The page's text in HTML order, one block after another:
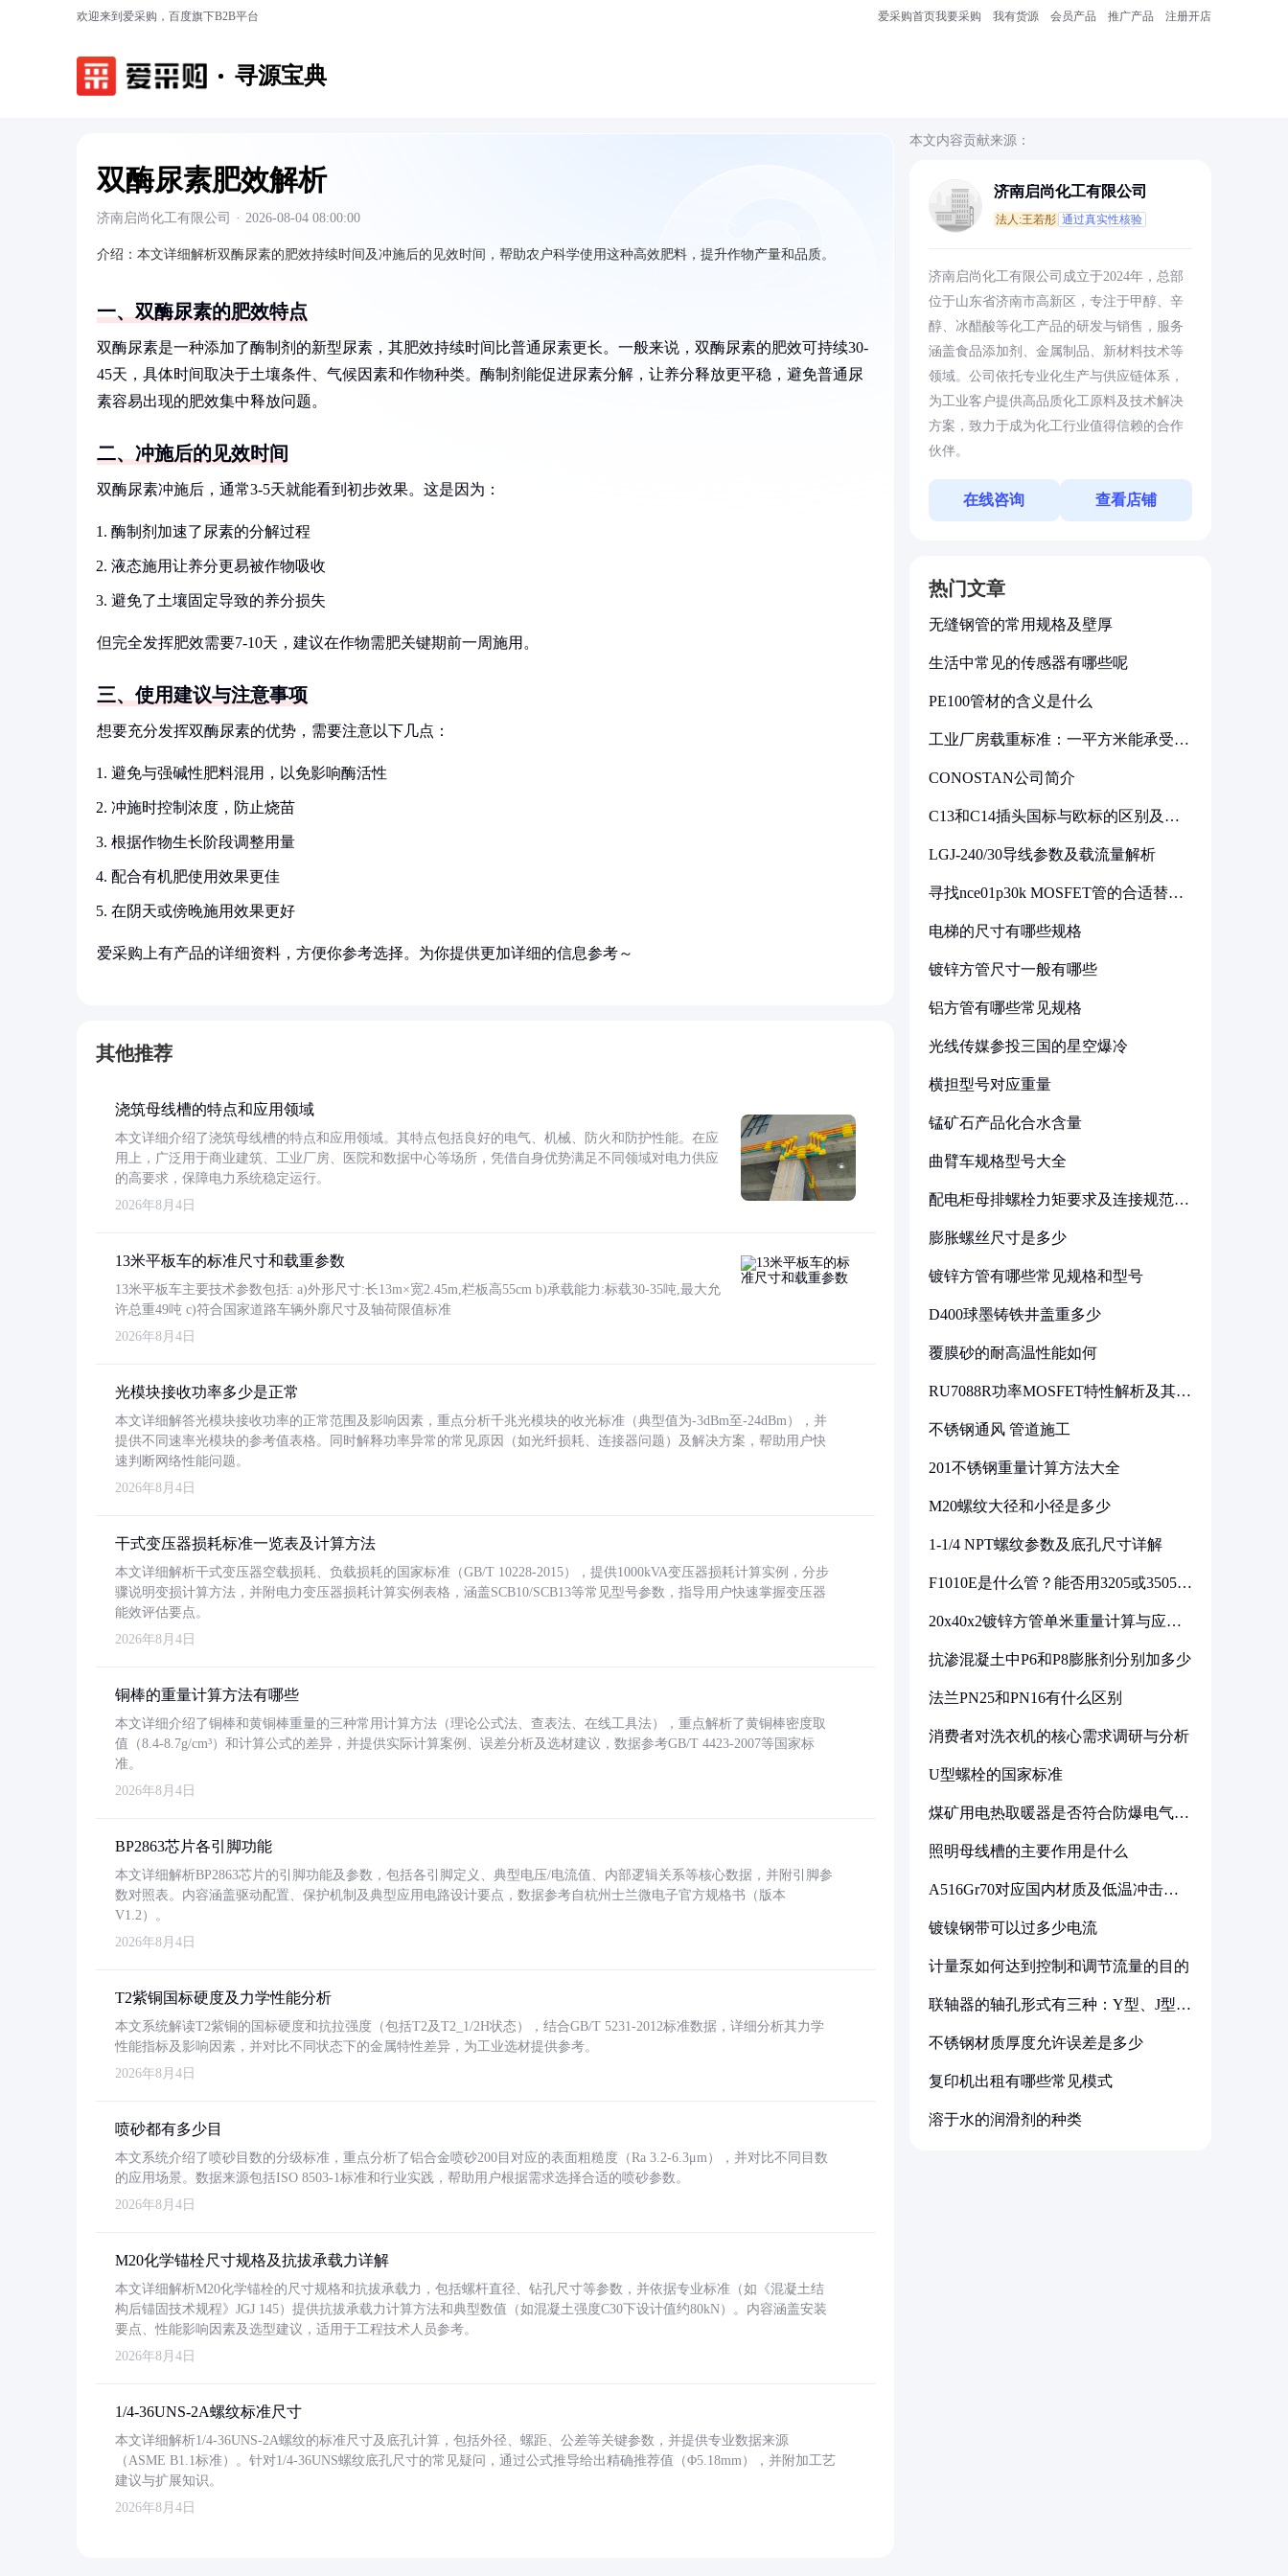
欢迎来到爱采购，百度旗下B2B平台 爱采购首页我要采购 我有货源 会员产品 推广产品 注册开店
寻源宝典
双酶尿素肥效解析
济南启尚化工有限公司 · 2026-08-04 08:00:00
介绍： 本文详细解析双酶尿素的肥效持续时间及冲施后的见效时间，帮助农户科学使用这种高效肥料，提升作物产量和品质。
一、双酶尿素的肥效特点
双酶尿素是一种添加了酶制剂的新型尿素，其肥效持续时间比普通尿素更长。一般来说，双酶尿素的肥效可持续30-
45天，具体时间取决于土壤条件、气候因素和作物种类。酶制剂能促进尿素分解，让养分释放更平稳，避免普通尿
素容易出现的肥效集中释放问题。
二、冲施后的见效时间
双酶尿素冲施后，通常3-5天就能看到初步效果。这是因为：
酶制剂加速了尿素的分解过程
液态施用让养分更易被作物吸收
避免了土壤固定导致的养分损失
但完全发挥肥效需要7-10天，建议在作物需肥关键期前一周施用。
三、使用建议与注意事项
想要充分发挥双酶尿素的优势，需要注意以下几点：
避免与强碱性肥料混用，以免影响酶活性
冲施时控制浓度，防止烧苗
根据作物生长阶段调整用量
配合有机肥使用效果更佳
在阴天或傍晚施用效果更好
爱采购上有产品的详细资料，方便你参考选择。为你提供更加详细的信息参考～
其他推荐
浇筑母线槽的特点和应用领域
本文详细介绍了浇筑母线槽的特点和应用领域。其特点包括良好的电气、机械、防火和防护性能。在应
用上，广泛用于商业建筑、工业厂房、医院和数据中心等场所，凭借自身优势满足不同领域对电力供应
的高要求，保障电力系统稳定运行。
2026年8月4日
13米平板车的标准尺寸和载重参数
13米平板车主要技术参数包括: a)外形尺寸:长13m×宽2.45m,栏板高55cm b)承载能力:标载30-35吨,最大允
许总重49吨 c)符合国家道路车辆外廓尺寸及轴荷限值标准
2026年8月4日
光模块接收功率多少是正常
本文详细解答光模块接收功率的正常范围及影响因素，重点分析千兆光模块的收光标准（典型值为-3dBm至-24dBm），并
提供不同速率光模块的参考值表格。同时解释功率异常的常见原因（如光纤损耗、连接器问题）及解决方案，帮助用户快
速判断网络性能问题。
2026年8月4日
干式变压器损耗标准一览表及计算方法
本文详细解析干式变压器空载损耗、负载损耗的国家标准（GB/T 10228-2015），提供1000kVA变压器损耗计算实例，分步
骤说明变损计算方法，并附电力变压器损耗计算实例表格，涵盖SCB10/SCB13等常见型号参数，指导用户快速掌握变压器
能效评估要点。
2026年8月4日
铜棒的重量计算方法有哪些
本文详细介绍了铜棒和黄铜棒重量的三种常用计算方法（理论公式法、查表法、在线工具法），重点解析了黄铜棒密度取
值（8.4-8.7g/cm³）和计算公式的差异，并提供实际计算案例、误差分析及选材建议，数据参考GB/T 4423-2007等国家标
准。
2026年8月4日
BP2863芯片各引脚功能
本文详细解析BP2863芯片的引脚功能及参数，包括各引脚定义、典型电压/电流值、内部逻辑关系等核心数据，并附引脚参
数对照表。内容涵盖驱动配置、保护机制及典型应用电路设计要点，数据参考自杭州士兰微电子官方规格书（版本
V1.2）。
2026年8月4日
T2紫铜国标硬度及力学性能分析
本文系统解读T2紫铜的国标硬度和抗拉强度（包括T2及T2_1/2H状态），结合GB/T 5231-2012标准数据，详细分析其力学
性能指标及影响因素，并对比不同状态下的金属特性差异，为工业选材提供参考。
2026年8月4日
喷砂都有多少目
本文系统介绍了喷砂目数的分级标准，重点分析了铝合金喷砂200目对应的表面粗糙度（Ra 3.2-6.3μm），并对比不同目数
的应用场景。数据来源包括ISO 8503-1标准和行业实践，帮助用户根据需求选择合适的喷砂参数。
2026年8月4日
M20化学锚栓尺寸规格及抗拔承载力详解
本文详细解析M20化学锚栓的尺寸规格和抗拔承载力，包括螺杆直径、钻孔尺寸等参数，并依据专业标准（如《混凝土结
构后锚固技术规程》JGJ 145）提供抗拔承载力计算方法和典型数值（如混凝土强度C30下设计值约80kN）。内容涵盖安装
要点、性能影响因素及选型建议，适用于工程技术人员参考。
2026年8月4日
1/4-36UNS-2A螺纹标准尺寸
本文详细解析1/4-36UNS-2A螺纹的标准尺寸及底孔计算，包括外径、螺距、公差等关键参数，并提供专业数据来源
（ASME B1.1标准）。针对1/4-36UNS螺纹底孔尺寸的常见疑问，通过公式推导给出精确推荐值（Φ5.18mm），并附加工艺
建议与扩展知识。
2026年8月4日
本文内容贡献来源：
济南启尚化工有限公司
法人:王若彤 通过真实性核验
济南启尚化工有限公司成立于2024年，总部
位于山东省济南市高新区，专注于甲醇、辛
醇、冰醋酸等化工产品的研发与销售，服务
涵盖食品添加剂、金属制品、新材料技术等
领域。公司依托专业化生产与供应链体系，
为工业客户提供高品质化工原料及技术解决
方案，致力于成为化工行业值得信赖的合作
伙伴。
在线咨询 查看店铺
热门文章
无缝钢管的常用规格及壁厚
生活中常见的传感器有哪些呢
PE100管材的含义是什么
工业厂房载重标准：一平方米能承受多
CONOSTAN公司简介
C13和C14插头国标与欧标的区别及其
LGJ-240/30导线参数及载流量解析
寻找nce01p30k MOSFET管的合适替代
电梯的尺寸有哪些规格
镀锌方管尺寸一般有哪些
铝方管有哪些常见规格
光线传媒参投三国的星空爆冷
横担型号对应重量
锰矿石产品化合水含量
曲臂车规格型号大全
配电柜母排螺栓力矩要求及连接规范详
膨胀螺丝尺寸是多少
镀锌方管有哪些常见规格和型号
D400球墨铸铁井盖重多少
覆膜砂的耐高温性能如何
RU7088R功率MOSFET特性解析及其在
不锈钢通风 管道施工
201不锈钢重量计算方法大全
M20螺纹大径和小径是多少
1-1/4 NPT螺纹参数及底孔尺寸详解
F1010E是什么管？能否用3205或3505代
20x40x2镀锌方管单米重量计算与应用
抗渗混凝土中P6和P8膨胀剂分别加多少
法兰PN25和PN16有什么区别
消费者对洗衣机的核心需求调研与分析
U型螺栓的国家标准
煤矿用电热取暖器是否符合防爆电气设
照明母线槽的主要作用是什么
A516Gr70对应国内材质及低温冲击要
镀镍钢带可以过多少电流
计量泵如何达到控制和调节流量的目的
联轴器的轴孔形式有三种：Y型、J型、
不锈钢材质厚度允许误差是多少
复印机出租有哪些常见模式
溶于水的润滑剂的种类